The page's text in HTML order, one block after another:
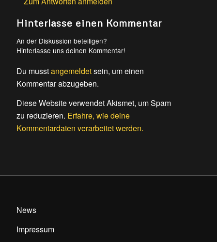
Hinterlasse einen Kommentar
An der Diskussion beteiligen?
Hinterlasse uns deinen Kommentar!
Du musstangemeldetsein, um einen
Kommentar abzugeben.
Diese Website verwendet Akismet, um Spam
zu reduzieren. Erfahre, wie deine
Kommentardaten verarbeitet werden.
News
Impressum